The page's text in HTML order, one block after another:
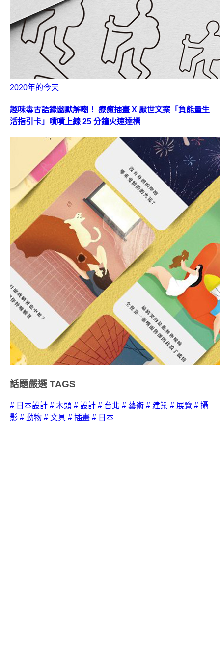
2020年的今天
趣味毒舌語錄幽默解嘲！ 療癒插畫 X 厭世文案「負能量生
活指引卡」嘖嘖上線 25 分鐘火速達標
話題嚴選 TAGS
# 日本設計 # 木頭 # 設計 # 台北 # 藝術 # 建築 # 展覽 # 攝
影 # 動物 # 文具 # 插畫 # 日本